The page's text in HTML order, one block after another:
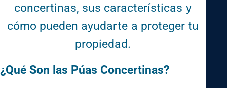
concertinas, sus características y
cómo pueden ayudarte a proteger tu
propiedad.
¿Qué Son las Púas Concertinas?